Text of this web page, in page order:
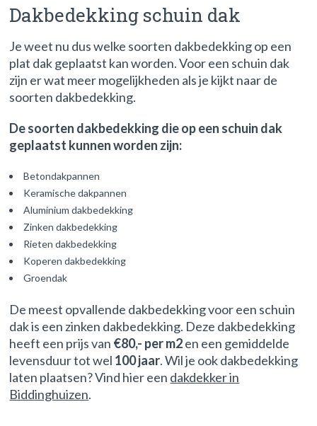
Dakbedekking schuin dak
Je weet nu dus welke soorten dakbedekking op een
plat dak geplaatst kan worden. Voor een schuin dak
zijn er wat meer mogelijkheden als je kijkt naar de
soorten dakbedekking.
De soorten dakbedekking die op een schuin dak
geplaatst kunnen worden zijn:
Betondakpannen
Keramische dakpannen
Aluminium dakbedekking
Zinken dakbedekking
Rieten dakbedekking
Koperen dakbedekking
Groendak
De meest opvallende dakbedekking voor een schuin
dak is een zinken dakbedekking. Deze dakbedekking
heeft een prijs van €80,- per m2en een gemiddelde
levensduur tot wel 100 jaar. Wil je ook dakbedekking
laten plaatsen? Vind hier een dakdekker in
Biddinghuizen.